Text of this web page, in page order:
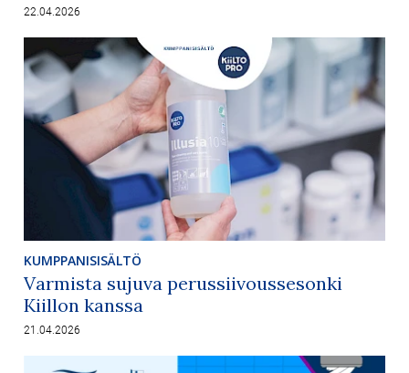
22.04.2026
KUMPPANISISÄLTÖ
Varmista sujuva perussiivoussesonki
Kiillon kanssa
21.04.2026